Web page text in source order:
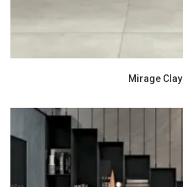
Mirage Clay